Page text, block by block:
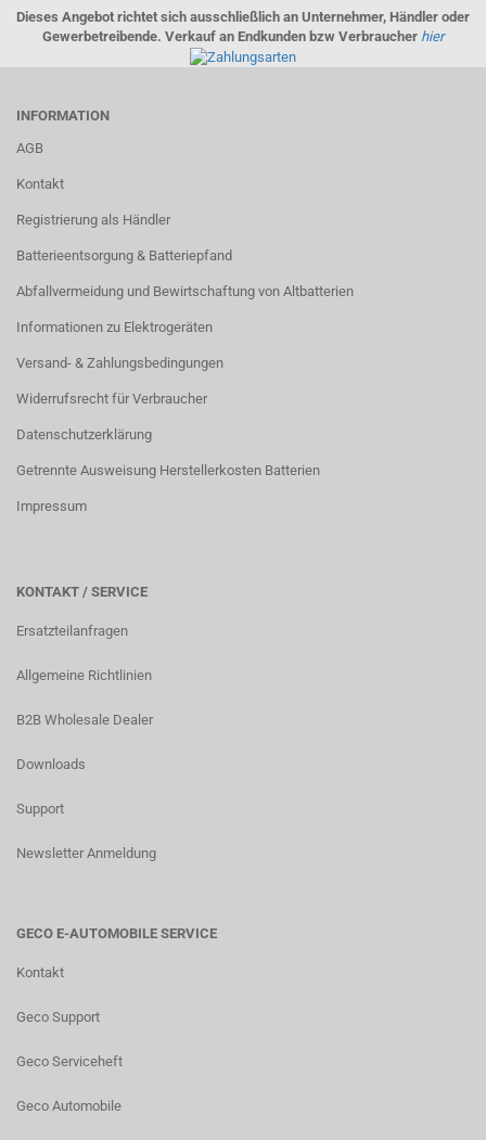
Dieses Angebot richtet sich ausschließlich an Unternehmer, Händler oder
Gewerbetreibende. Verkauf an Endkunden bzw Verbraucher hier
INFORMATION
AGB
Kontakt
Registrierung als Händler
Batterieentsorgung & Batteriepfand
Abfallvermeidung und Bewirtschaftung von Altbatterien
Informationen zu Elektrogeräten
Versand- & Zahlungsbedingungen
Widerrufsrecht für Verbraucher
Datenschutzerklärung
Getrennte Ausweisung Herstellerkosten Batterien
Impressum
KONTAKT / SERVICE
Ersatzteilanfragen
Allgemeine Richtlinien
B2B Wholesale Dealer
Downloads
Support
Newsletter Anmeldung
GECO E-AUTOMOBILE SERVICE
Kontakt
Geco Support
Geco Serviceheft
Geco Automobile